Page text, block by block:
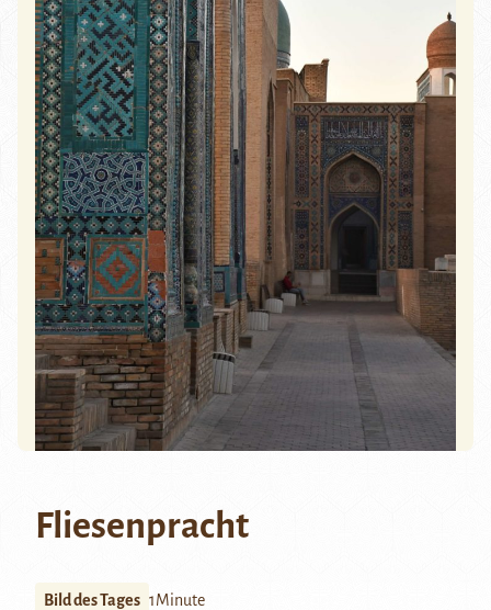
Fliesenpracht
Bild des Tages 1Minute